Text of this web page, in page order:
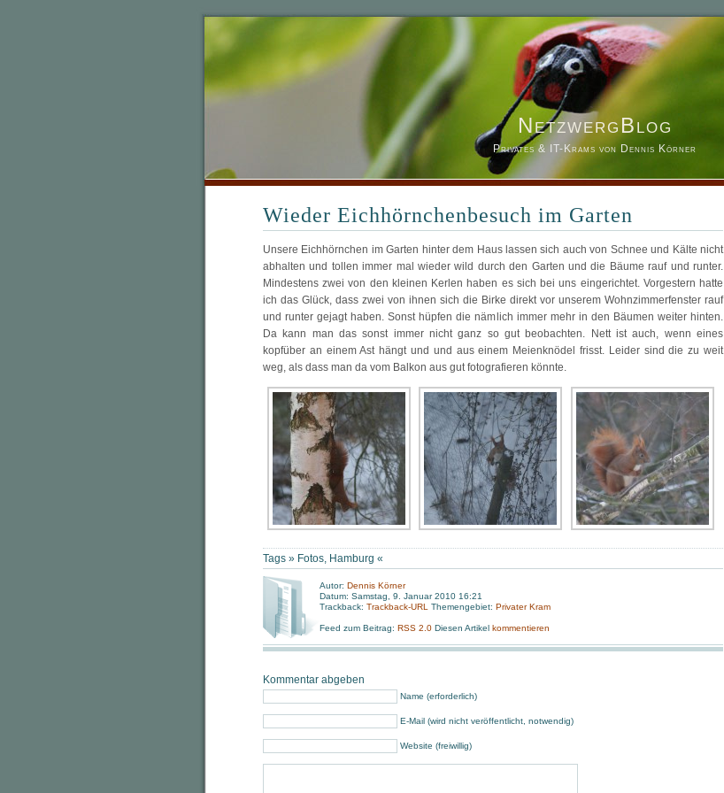
NetzwergBlog
Privates & IT-Krams von Dennis Körner
Wieder Eichhörnchenbesuch im Garten
Unsere Eichhörnchen im Garten hinter dem Haus lassen sich auch von Schnee und Kälte nicht
abhalten und tollen immer mal wieder wild durch den Garten und die Bäume rauf und runter.
Mindestens zwei von den kleinen Kerlen haben es sich bei uns eingerichtet. Vorgestern hatte
ich das Glück, dass zwei von ihnen sich die Birke direkt vor unserem Wohnzimmerfenster rauf
und runter gejagt haben. Sonst hüpfen die nämlich immer mehr in den Bäumen weiter hinten.
Da kann man das sonst immer nicht ganz so gut beobachten. Nett ist auch, wenn eines
kopfüber an einem Ast hängt und und aus einem Meienknödel frisst. Leider sind die zu weit
weg, als dass man da vom Balkon aus gut fotografieren könnte.
Tags » Fotos, Hamburg «
Autor: Dennis Körner
Datum: Samstag, 9. Januar 2010 16:21
Trackback: Trackback-URL Themengebiet: Privater Kram
Feed zum Beitrag: RSS 2.0 Diesen Artikel kommentieren
Kommentar abgeben
Name (erforderlich)
E-Mail (wird nicht veröffentlicht, notwendig)
Website (freiwillig)